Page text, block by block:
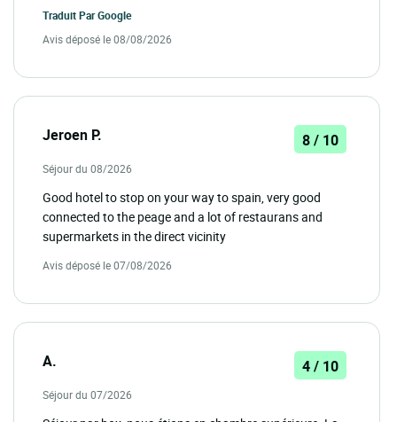
Traduit ParGoogle
Avis déposé le 08/08/2026
Jeroen P. 8 / 10
Séjour du 08/2026
Good hotel to stop on your way to spain, very good
connected to the peage and a lot of restaurans and
supermarkets in the direct vicinity
Avis déposé le 07/08/2026
A. 4 / 10
Séjour du 07/2026